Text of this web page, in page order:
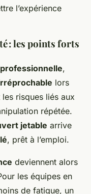
l’expérience
: les points forts
,
lors
risques liés aux
répétée.
jetable arrive
, prêt à l’emploi.
deviennent alors
les équipes en
de fatigue, un